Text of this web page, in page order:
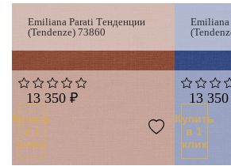
Хит продаж
Emiliana Parati Тенденции
(Tendenze) 73860
13 350 ₽
Купить
в 1
клик
Emiliana
13
Купить
в 1
клик